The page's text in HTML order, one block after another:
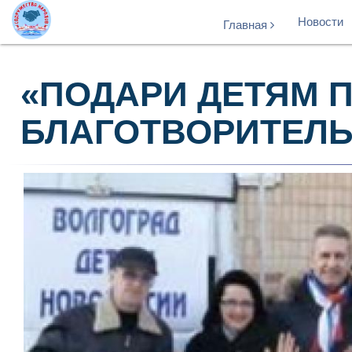
Главная Новости
«ПОДАРИ ДЕТЯМ